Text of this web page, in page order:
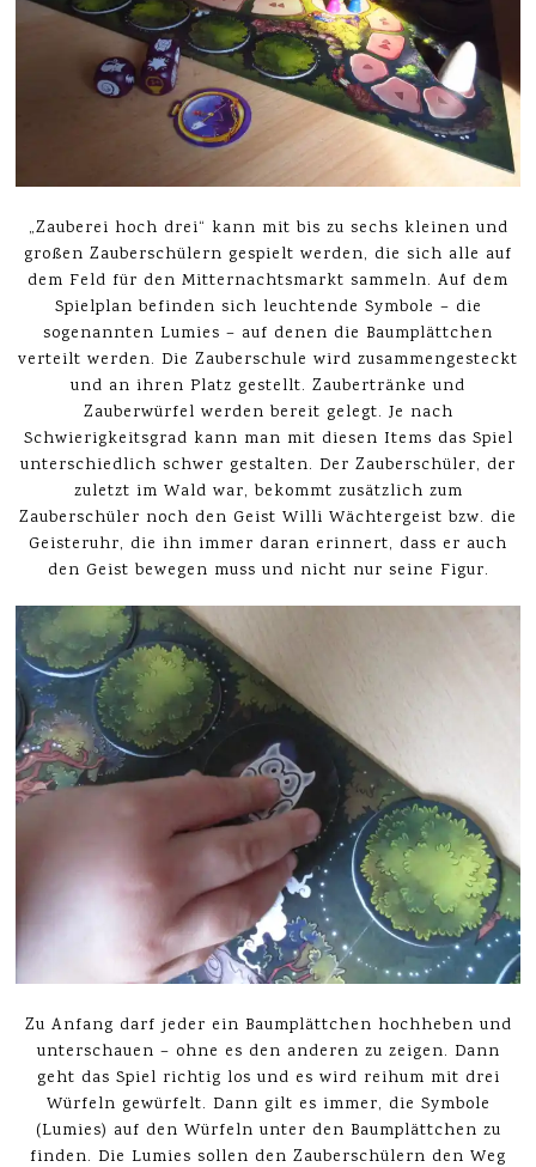
„Zauberei hoch drei“ kann mit bis zu sechs kleinen und
großen Zauberschülern gespielt werden, die sich alle auf
dem Feld für den Mitternachtsmarkt sammeln. Auf dem
Spielplan befinden sich leuchtende Symbole – die
sogenannten Lumies – auf denen die Baumplättchen
verteilt werden. Die Zauberschule wird zusammengesteckt
und an ihren Platz gestellt. Zaubertränke und
Zauberwürfel werden bereit gelegt. Je nach
Schwierigkeitsgrad kann man mit diesen Items das Spiel
unterschiedlich schwer gestalten. Der Zauberschüler, der
zuletzt im Wald war, bekommt zusätzlich zum
Zauberschüler noch den Geist Willi Wächtergeist bzw. die
Geisteruhr, die ihn immer daran erinnert, dass er auch
den Geist bewegen muss und nicht nur seine Figur.
Zu Anfang darf jeder ein Baumplättchen hochheben und
unterschauen – ohne es den anderen zu zeigen. Dann
geht das Spiel richtig los und es wird reihum mit drei
Würfeln gewürfelt. Dann gilt es immer, die Symbole
(Lumies) auf den Würfeln unter den Baumplättchen zu
finden. Die Lumies sollen den Zauberschülern den Weg